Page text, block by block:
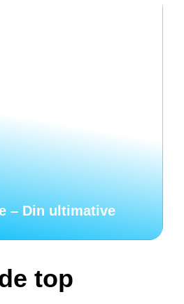
– Din ultimative
top